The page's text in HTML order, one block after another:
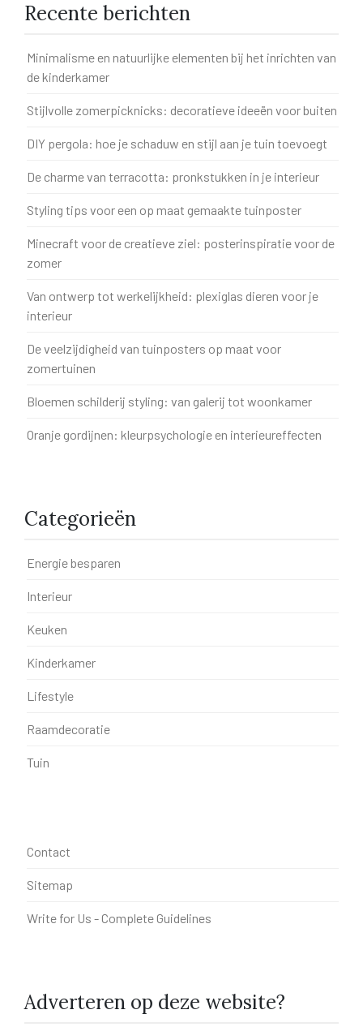
Recente berichten
Minimalisme en natuurlijke elementen bij het inrichten van
de kinderkamer
Stijlvolle zomerpicknicks: decoratieve ideeën voor buiten
DIY pergola: hoe je schaduw en stijl aan je tuin toevoegt
De charme van terracotta: pronkstukken in je interieur
Styling tips voor een op maat gemaakte tuinposter
Minecraft voor de creatieve ziel: posterinspiratie voor de
zomer
Van ontwerp tot werkelijkheid: plexiglas dieren voor je
interieur
De veelzijdigheid van tuinposters op maat voor
zomertuinen
Bloemen schilderij styling: van galerij tot woonkamer
Oranje gordijnen: kleurpsychologie en interieureffecten
Categorieën
Energie besparen
Interieur
Keuken
Kinderkamer
Lifestyle
Raamdecoratie
Tuin
Contact
Sitemap
Write for Us - Complete Guidelines
Adverteren op deze website?